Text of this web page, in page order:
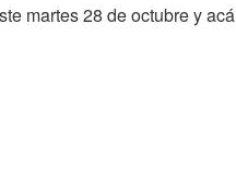
martes 28 de octubre y acá